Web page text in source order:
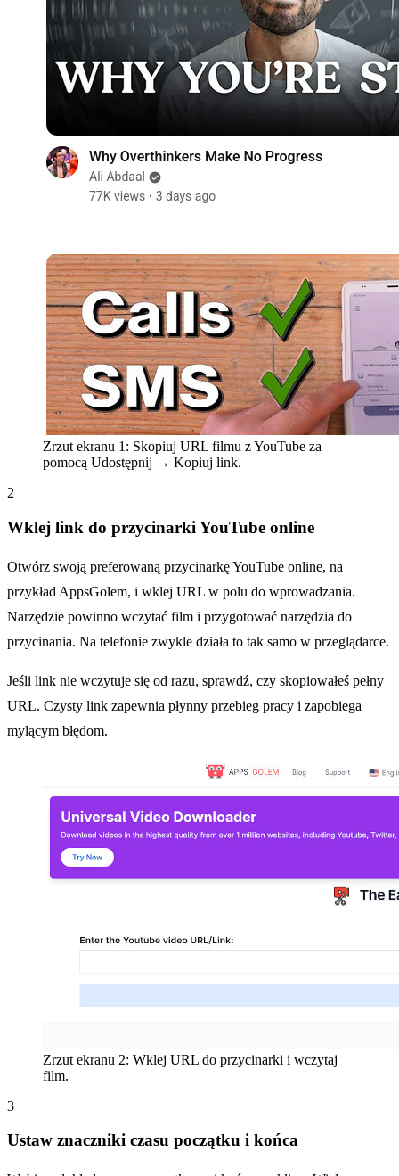
Zrzut ekranu 1: Skopiuj URL filmu z YouTube za
pomocą Udostępnij → Kopiuj link.
2
Wklej link do przycinarki YouTube online
Otwórz swoją preferowaną przycinarkę YouTube online, na
przykład AppsGolem, i wklej URL w polu do wprowadzania.
Narzędzie powinno wczytać film i przygotować narzędzia do
przycinania. Na telefonie zwykle działa to tak samo w przeglądarce.
Jeśli link nie wczytuje się od razu, sprawdź, czy skopiowałeś pełny
URL. Czysty link zapewnia płynny przebieg pracy i zapobiega
mylącym błędom.
Zrzut ekranu 2: Wklej URL do przycinarki i wczytaj
film.
3
Ustaw znaczniki czasu początku i końca